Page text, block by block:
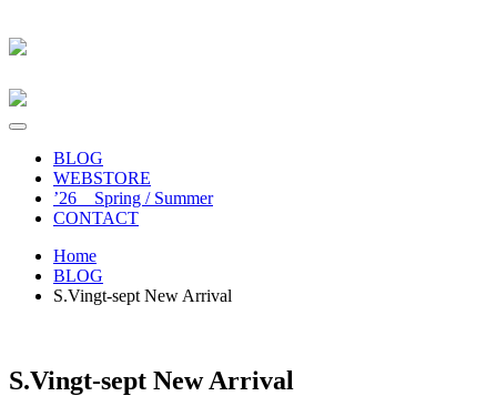
BLOG
WEBSTORE
’26 Spring / Summer
CONTACT
Home
BLOG
S.Vingt-sept New Arrival
S.Vingt-sept New Arrival